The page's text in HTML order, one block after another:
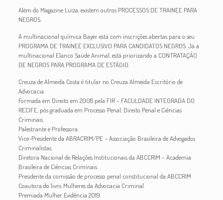
Além do Magazine Luiza, existem outros PROCESSOS DE TRAINEE PARA
NEGROS.
A multinacional química Bayer está com inscrições abertas para o seu
PROGRAMA DE TRAINEE EXCLUSIVO PARA CANDIDATOS NEGROS. Já a
multinacional Elanco Saúde Animal, está priorizando a CONTRATAÇÃO
DE NEGROS PARA PROGRAMA DE ESTÁGIO.
Creuza de Almeida Costa é titular no Creuza Almeida Escritório de
Advocacia.
Formada em Direito em 2008 pela FIR – FACULDADE INTEGRADA DO
RECIFE, pós graduada em Processo Penal, Direito Penal e Ciências
Criminais.
Palestrante e Professora.
Vice-Presidente da ABRACRIM/PE – Associação Brasileira de Advogados
Criminalistas.
Diretora Nacional de Relações Institucionais da ABCCRIM – Academia
Brasileira de Ciências Criminais.
Presidente da comissão de processo penal constitucional da ABCCRIM
Coautora do livro Mulheres da Advocacia Criminal.
Premiada Mulher Evidência 2019.